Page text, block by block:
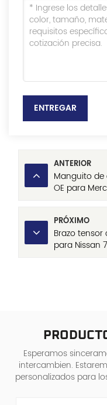
ENTREGAR
ANTERIOR
Manguito de
OE para
PRÓXIMO
Brazo tensor
para Nissan
Esperamos
intercambien.
personalizados para